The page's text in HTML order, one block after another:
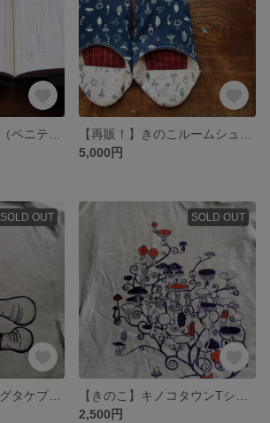
5,000円
SOLD OUT
【きのこ】ベニテングタケプリントTシャツ(一部受注生産)【キノコ】
SOLD OUT
2,500円